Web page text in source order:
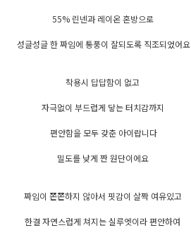
55% 린넨과 레이온 혼방으로
성글성글 한 짜임에 통풍이 잘되도록 직조되었어요
착용시 답답함이 없고
자극없이 부드럽게 닿는 터치감까지
편안함을 모두 갖춘 아이랍니다
밀도를 낮게 짠 원단이에요
짜임이 쫀쫀하지 않아서 핏감이 살짝 여유있고
한결 자연스럽게 쳐지는 실루엣이라 편안하여